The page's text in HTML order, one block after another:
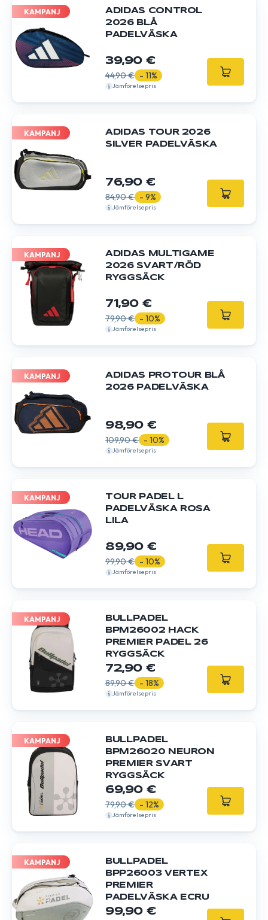
KAMPANJ
ADIDAS CONTROL
2026 BLÅ
PADELVÄSKA
39,90 €
44,90 € - 11%
Jämförelsepris
KAMPANJ
ADIDAS TOUR 2026
SILVER PADELVÄSKA
76,90 €
84,90 € - 9%
Jämförelsepris
KAMPANJ
ADIDAS MULTIGAME
2026 SVART/RÖD
RYGGSÄCK
71,90 €
79,90 € - 10%
Jämförelsepris
KAMPANJ
ADIDAS PROTOUR BLÅ
2026 PADELVÄSKA
98,90 €
109,90 € - 10%
Jämförelsepris
KAMPANJ
TOUR PADEL L
PADELVÄSKA ROSA
LILA
89,90 €
99,90 € - 10%
Jämförelsepris
KAMPANJ
BULLPADEL
BPM26002 HACK
PREMIER PADEL 26
RYGGSÄCK
72,90 €
89,90 € - 18%
Jämförelsepris
KAMPANJ
BULLPADEL
BPM26020 NEURON
PREMIER SVART
RYGGSÄCK
69,90 €
79,90 € - 12%
Jämförelsepris
KAMPANJ
BULLPADEL
BPP26003 VERTEX
PREMIER
PADELVÄSKA ECRU
99,90 €